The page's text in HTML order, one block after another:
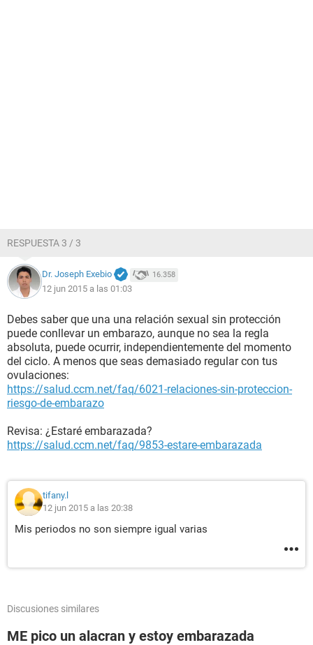
RESPUESTA 3 / 3
Dr. Joseph Exebio 16.358
12 jun 2015 a las 01:03
Debes saber que una una relación sexual sin protección
puede conllevar un embarazo, aunque no sea la regla
absoluta, puede ocurrir, independientemente del momento
del ciclo. A menos que seas demasiado regular con tus
ovulaciones:
https://salud.ccm.net/faq/6021-relaciones-sin-proteccion-
riesgo-de-embarazo
Revisa: ¿Estaré embarazada?
https://salud.ccm.net/faq/9853-estare-embarazada
tifany.l
12 jun 2015 a las 20:38
Mis periodos no son siempre igual varias
Discusiones similares
ME pico un alacran y estoy embarazada